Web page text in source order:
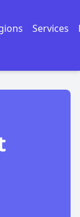
Services